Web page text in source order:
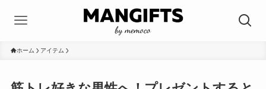
ホーム アイテム